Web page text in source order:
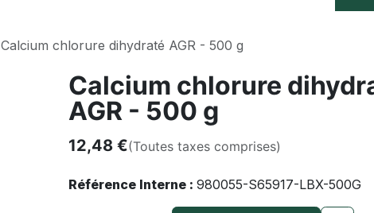
Calcium chlorure dihydraté AGR - 500 g
Calcium chlorure
AGR - 500 g
12,48 €(Toutes taxes comprises)
Référence Interne : 980055-S65917-LBX-500G